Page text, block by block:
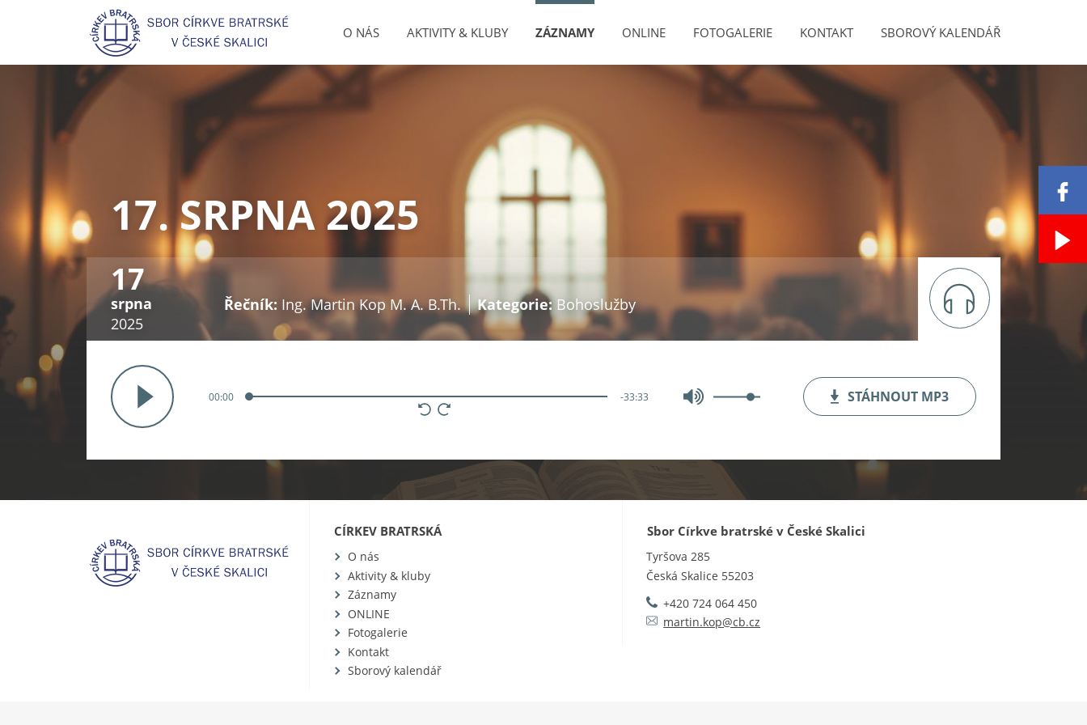
O NÁS AKTIVITY & KLUBY ZÁZNAMY ONLINE FOTOGALERIE KONTAKT SBOROVÝ KALENDÁŘ
17. SRPNA 2025
17
srpna
2025
Řečník: Ing. Martin Kop M. A. B.Th. Kategorie:Bohoslužby
00:00 -33:33 STÁHNOUTMP3
CÍRKEV BRATRSKÁ
O nás
Aktivity & kluby
Záznamy
ONLINE
Fotogalerie
Kontakt
Sborový kalendář
Sbor Církve bratrské v České Skalici
Tyršova 285
Česká Skalice 55203
+420 724 064 450
martin.kop@cb.cz